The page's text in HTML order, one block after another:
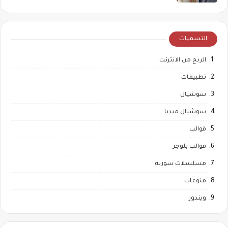
التسميات
الربح من الانترنت
تطبيقات
سوشيال
سوشيال ميديا
قوالب
قوالب بلوجر
مسلسلات سورية
منوعات
ويندوز